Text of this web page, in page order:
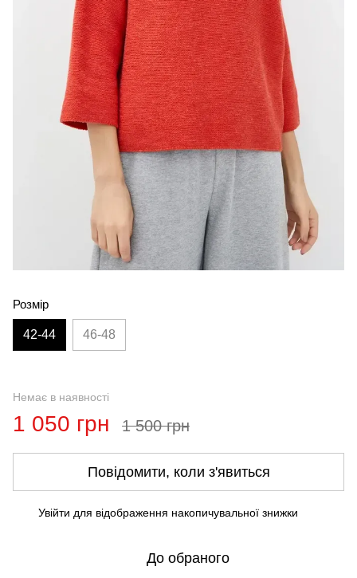
Розмір
42-44 46-48
Немає в наявності
1 050 грн 1 500 грн
Повідомити, коли з'явиться
Увійти для відображення накопичувальної знижки
До обраного